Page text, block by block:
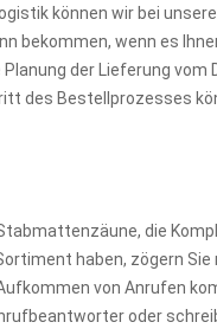
können wir bei
bekommen, wenn es
Planung der Lieferung
des Bestellprozesses
die
haben, zögern
von Anrufen
oder